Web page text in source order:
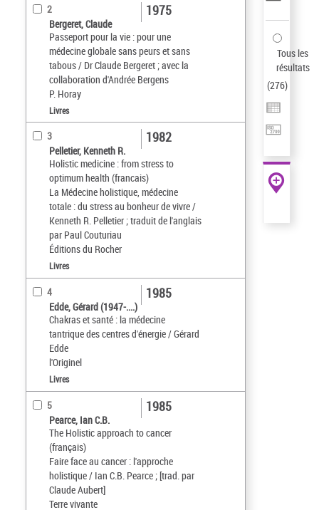
2
Bergeret, Claude
Passeport pour la vie : pour une
médecine globale sans peurs et sans
tabous / Dr Claude Bergeret ; avec la
collaboration d'Andrée Bergens
P. Horay
1975
Livres
3
Pelletier, Kenneth R.
Holistic medicine : from stress to
optimum health (francais)
La Médecine holistique, médecine
totale : du stress au bonheur de vivre /
Kenneth R. Pelletier ; traduit de l'anglais
par Paul Couturiau
Éditions du Rocher
1982
Livres
4
Edde, Gérard (1947-....)
Chakras et santé : la médecine
tantrique des centres d'énergie / Gérard
Edde
l'Originel
1985
Livres
5
Pearce, Ian C.B.
The Holistic approach to cancer
(français)
Faire face au cancer : l'approche
holistique / Ian C.B. Pearce ; [trad. par
Claude Aubert]
Terre vivante
1985
Tous les
résultats
(276)